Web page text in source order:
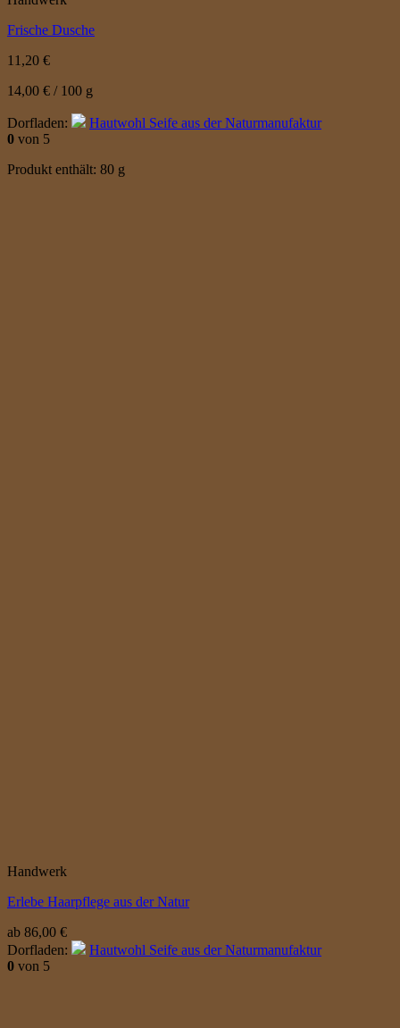
Frische Dusche
11,20 €
14,00 € / 100 g
Dorfladen:
Hautwohl Seife aus der Naturmanufaktur
0 von 5
Produkt enthält: 80 g
Handwerk
Erlebe Haarpflege aus der Natur
ab 86,00 €
Dorfladen:
Hautwohl Seife aus der Naturmanufaktur
0 von 5